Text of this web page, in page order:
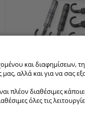
417 ΟΜΠΡΈΛΑ ΣΠΑΣΤΉ
ΑΥΤΌΜΑΤΙ ΔΙΆΜΕΤΡΟΣ
115...
[
και διαφημίσεων,
αλλά και για να σας
πλέον διαθέσιμες
όλες τις